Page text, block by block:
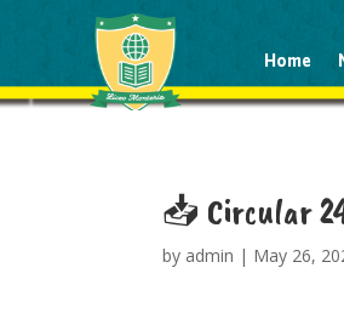
Home
📥 Circular
by admin | May 26,